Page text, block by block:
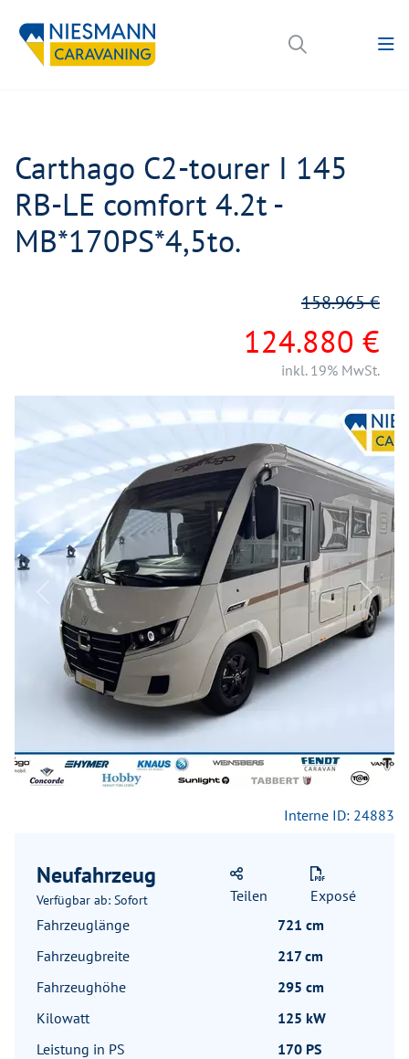
Carthago C2-tourer I 145
RB-LE comfort 4.2t -
MB*170PS*4,5to.
124.880 €
158.965 €
inkl. 19% MwSt.
Previous Next
Interne ID: 24883
Neufahrzeug
Verfügbar ab: Sofort Teilen
Exposé
Fahrzeuglänge
721 cm
Fahrzeugbreite
217 cm
Fahrzeughöhe
295 cm
Kilowatt
125 kW
Leistung in PS
170 PS